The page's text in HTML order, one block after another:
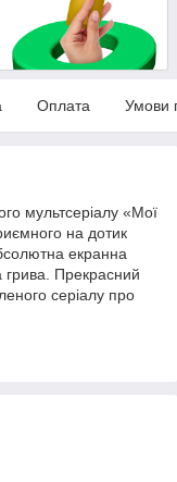
Оплата Умови
мультсеріалу «Мої
на дотик
екранна
грива. Прекрасний
серіалу про